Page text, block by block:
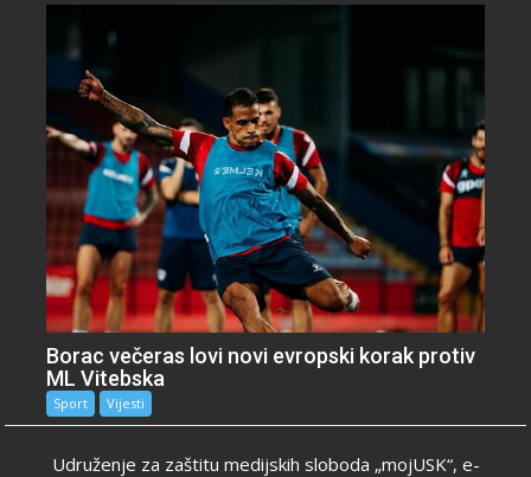
Borac večeras lovi novi evropski korak protiv
ML Vitebska
Sport Vijesti
Udruženje za zaštitu medijskih sloboda „mojUSK“, e-